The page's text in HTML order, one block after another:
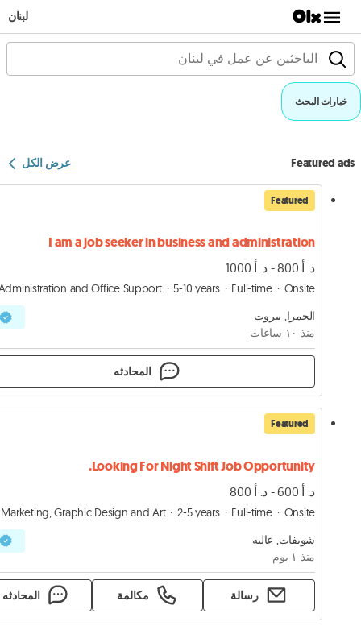
لبنان
خيارات البحث
Featured ads عرض الكل
Featured
I am a job seeker in business and administration
د. أ 800 - د. أ 1000
and Office Support 5-10 years Full-time
Onsite
الحمرا, بيروت
منذ ١۰ ساعات
المحادثه
Featured
Looking For Night Shift Job Opportunity.
د. أ 600 - د. أ 800
Marketing, Graphic Design and Art 2-5 years Full-time
Onsite
شويفات, عاليه
منذ ١ يوم
رسالة مكالمة المحادثه